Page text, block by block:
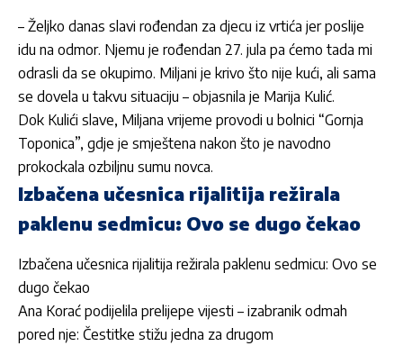
– Željko danas slavi rođendan za djecu iz vrtića jer poslije
idu na odmor. Njemu je rođendan 27. jula pa ćemo tada mi
odrasli da se okupimo. Miljani je krivo što nije kući, ali sama
se dovela u takvu situaciju – objasnila je Marija Kulić.
Dok Kulići slave, Miljana vrijeme provodi u bolnici “Gornja
Toponica”, gdje je smještena nakon što je navodno
prokockala ozbiljnu sumu novca.
Izbačena učesnica rijalitija režirala
paklenu sedmicu: Ovo se dugo čekao
Izbačena učesnica rijalitija režirala paklenu sedmicu: Ovo se
dugo čekao
Ana Korać podijelila prelijepe vijesti – izabranik odmah
pored nje: Čestitke stižu jedna za drugom